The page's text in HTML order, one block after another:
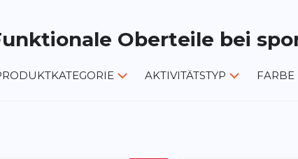
Oberteile bei
AKTIVITÄTSTYP FARBE